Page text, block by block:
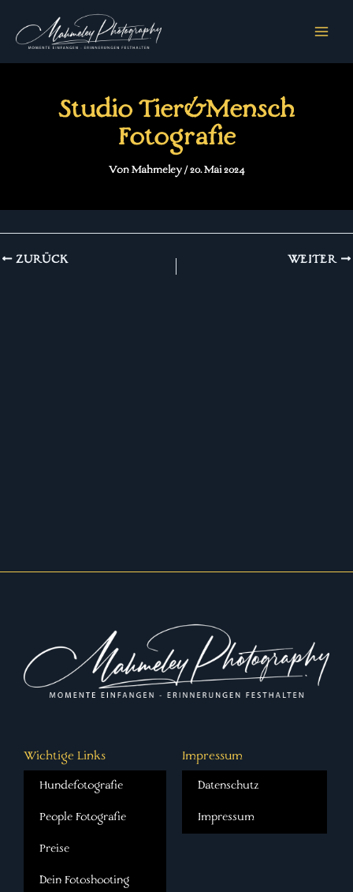
springen
Studio Tier&Mensch
Fotografie
Von Mahmeley / 20. Mai 2024
ZURÜCK WEITER
Wichtige Links
Hundefotografie
People Fotografie
Preise
Dein Fotoshooting
Impressum
Datenschutz
Impressum